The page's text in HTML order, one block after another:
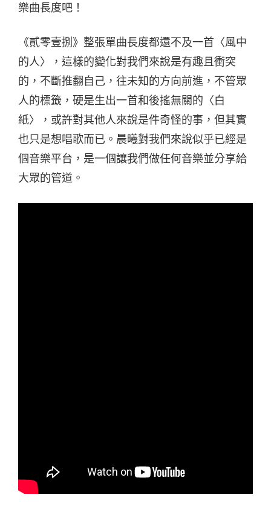
樂曲長度吧！
《貳零壹捌》整張單曲長度都還不及一首〈風中
的人〉，這樣的變化對我們來說是有趣且衝突
的，不斷推翻自己，往未知的方向前進，不管眾
人的標籤，硬是生出一首和後搖無關的〈白
紙〉，或許對其他人來說是件奇怪的事，但其實
也只是想唱歌而已。晨曦對我們來說似乎已經是
個音樂平台，是一個讓我們做任何音樂並分享給
大眾的管道。